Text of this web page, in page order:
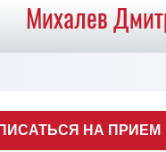
Михалев
НА ПРИЕМ